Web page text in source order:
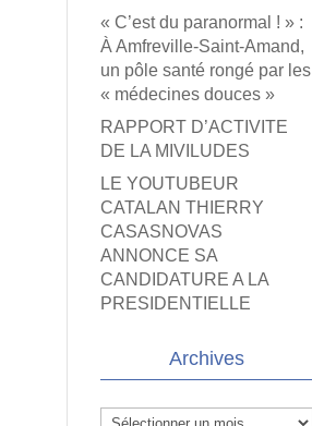
« C’est du paranormal ! » :
À Amfreville-Saint-Amand,
un pôle santé rongé par les
« médecines douces »
RAPPORT D’ACTIVITE
DE LA MIVILUDES
LE YOUTUBEUR
CATALAN THIERRY
CASASNOVAS
ANNONCE SA
CANDIDATURE A LA
PRESIDENTIELLE
Archives
Archives